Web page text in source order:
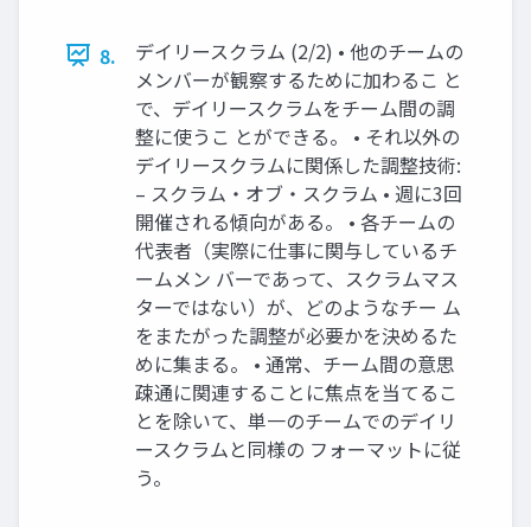
8.
デイリースクラム (2/2) • 他のチームの
メンバーが観察するために加わるこ と
で、デイリースクラムをチーム間の調
整に使うこ とができる。 • それ以外の
デイリースクラムに関係した調整技術:
– スクラム・オブ・スクラム • 週に3回
開催される傾向がある。 • 各チームの
代表者（実際に仕事に関与しているチ
ームメン バーであって、スクラムマス
ターではない）が、どのようなチー ム
をまたがった調整が必要かを決めるた
めに集まる。 • 通常、チーム間の意思
疎通に関連することに焦点を当てるこ
とを除いて、単一のチームでのデイリ
ースクラムと同様の フォーマットに従
う。